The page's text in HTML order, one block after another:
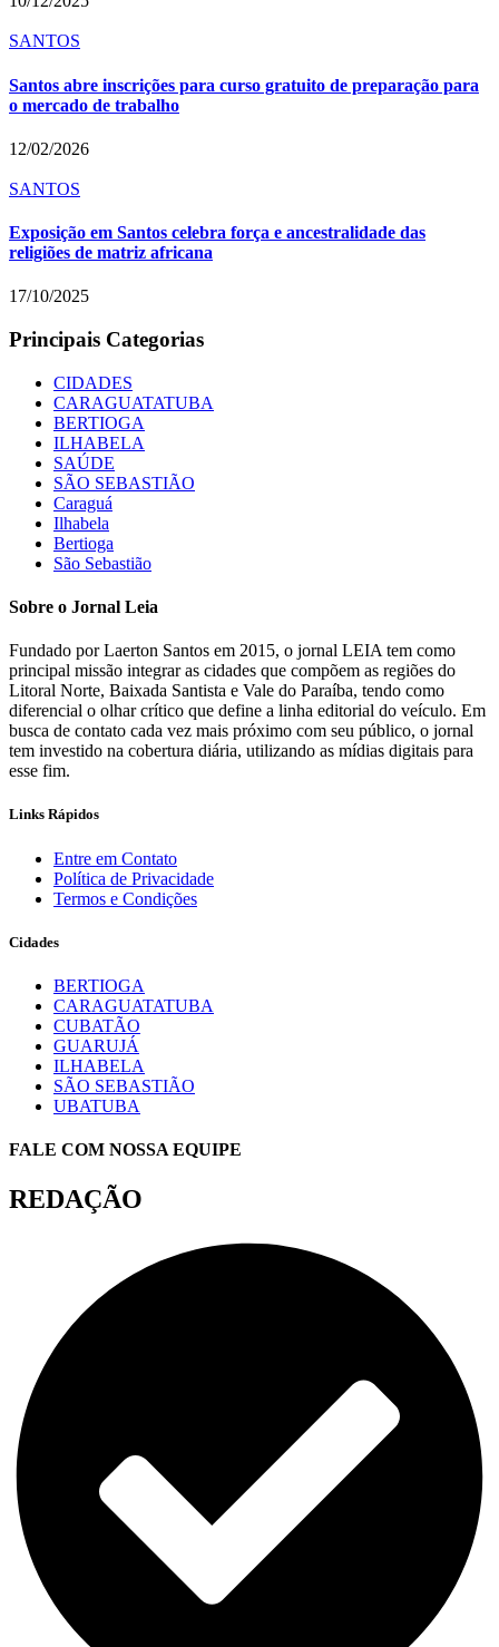
SANTOS
Santos abre inscrições para curso gratuito de preparação para
o mercado de trabalho
12/02/2026
SANTOS
Exposição em Santos celebra força e ancestralidade das
religiões de matriz africana
17/10/2025
Principais Categorias
CIDADES
CARAGUATATUBA
BERTIOGA
ILHABELA
SAÚDE
SÃO SEBASTIÃO
Caraguá
Ilhabela
Bertioga
São Sebastião
Sobre o Jornal Leia
Fundado por Laerton Santos em 2015, o jornal LEIA tem como
principal missão integrar as cidades que compõem as regiões do
Litoral Norte, Baixada Santista e Vale do Paraíba, tendo como
diferencial o olhar crítico que define a linha editorial do veículo. Em
busca de contato cada vez mais próximo com seu público, o jornal
tem investido na cobertura diária, utilizando as mídias digitais para
esse fim.
Links Rápidos
Entre em Contato
Política de Privacidade
Termos e Condições
Cidades
BERTIOGA
CARAGUATATUBA
CUBATÃO
GUARUJÁ
ILHABELA
SÃO SEBASTIÃO
UBATUBA
FALE COM NOSSA EQUIPE
REDAÇÃO